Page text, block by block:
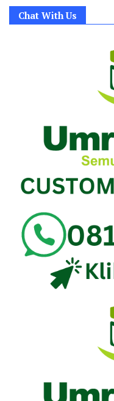
Chat With Us